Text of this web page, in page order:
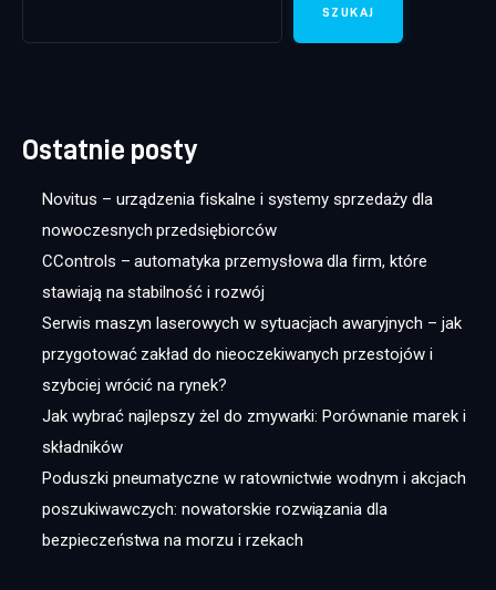
SZUKAJ
Ostatnie posty
Novitus – urządzenia fiskalne i systemy sprzedaży dla
nowoczesnych przedsiębiorców
CControls – automatyka przemysłowa dla firm, które
stawiają na stabilność i rozwój
Serwis maszyn laserowych w sytuacjach awaryjnych – jak
przygotować zakład do nieoczekiwanych przestojów i
szybciej wrócić na rynek?
Jak wybrać najlepszy żel do zmywarki: Porównanie marek i
składników
Poduszki pneumatyczne w ratownictwie wodnym i akcjach
poszukiwawczych: nowatorskie rozwiązania dla
bezpieczeństwa na morzu i rzekach